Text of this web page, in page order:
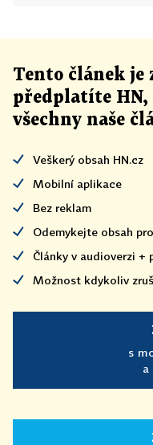
Tento článek je
předplatíte HN,
všechny naše
Veškerý obsah HN.cz
Mobilní aplikace
Bez reklam
Odemykejte obsah
Články v audioverzi +
Možnost kdykoliv
s
a